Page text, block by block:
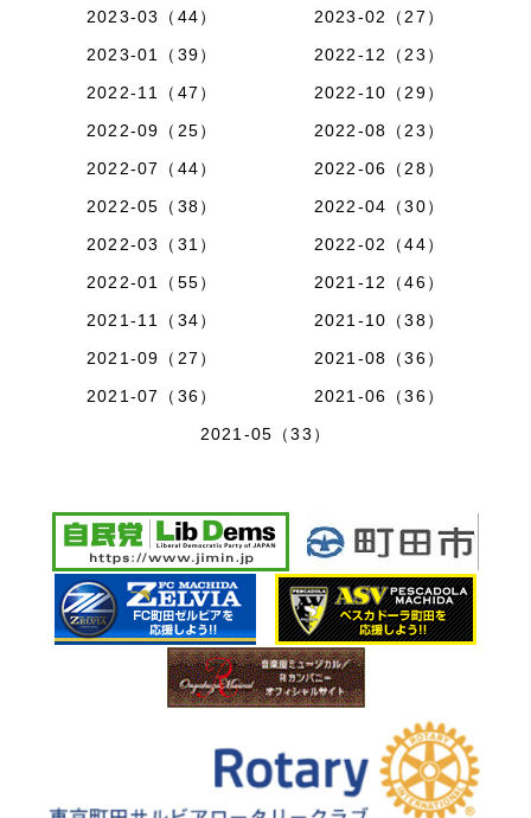
2023-03（44）
2023-02（27）
2023-01（39）
2022-12（23）
2022-11（47）
2022-10（29）
2022-09（25）
2022-08（23）
2022-07（44）
2022-06（28）
2022-05（38）
2022-04（30）
2022-03（31）
2022-02（44）
2022-01（55）
2021-12（46）
2021-11（34）
2021-10（38）
2021-09（27）
2021-08（36）
2021-07（36）
2021-06（36）
2021-05（33）